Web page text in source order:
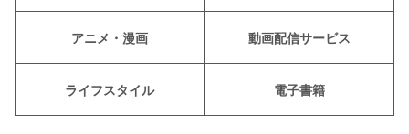
アニメ・漫画 動画配信サービス
ライフスタイル 電子書籍